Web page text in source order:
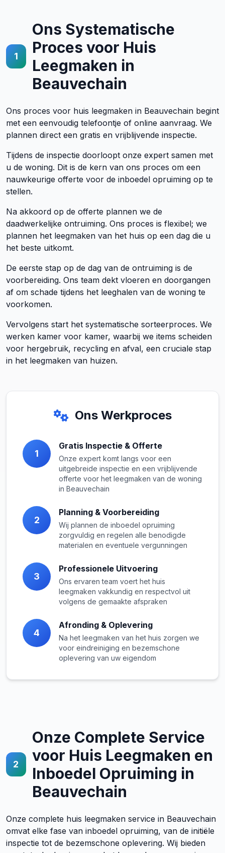
1
Ons Systematische
Proces voor Huis
Leegmaken in
Beauvechain
Ons proces voor huis leegmaken in Beauvechain begint
met een eenvoudig telefoontje of online aanvraag. We
plannen direct een gratis en vrijblijvende inspectie.
Tijdens de inspectie doorloopt onze expert samen met
u de woning. Dit is de kern van ons proces om een
nauwkeurige offerte voor de inboedel opruiming op te
stellen.
Na akkoord op de offerte plannen we de
daadwerkelijke ontruiming. Ons proces is flexibel; we
plannen het leegmaken van het huis op een dag die u
het beste uitkomt.
De eerste stap op de dag van de ontruiming is de
voorbereiding. Ons team dekt vloeren en doorgangen
af om schade tijdens het leeghalen van de woning te
voorkomen.
Vervolgens start het systematische sorteerproces. We
werken kamer voor kamer, waarbij we items scheiden
voor hergebruik, recycling en afval, een cruciale stap
in het leegmaken van huizen.
Ons Werkproces
1
Gratis Inspectie & Offerte
Onze expert komt langs voor een
uitgebreide inspectie en een vrijblijvende
offerte voor het leegmaken van de woning
in Beauvechain
2
Planning & Voorbereiding
Wij plannen de inboedel opruiming
zorgvuldig en regelen alle benodigde
materialen en eventuele vergunningen
3
Professionele Uitvoering
Ons ervaren team voert het huis
leegmaken vakkundig en respectvol uit
volgens de gemaakte afspraken
4
Afronding & Oplevering
Na het leegmaken van het huis zorgen we
voor eindreiniging en bezemschone
oplevering van uw eigendom
2
Onze Complete Service
voor Huis Leegmaken en
Inboedel Opruiming in
Beauvechain
Onze complete huis leegmaken service in Beauvechain
omvat elke fase van inboedel opruiming, van de initiële
inspectie tot de bezemschone oplevering. Wij bieden